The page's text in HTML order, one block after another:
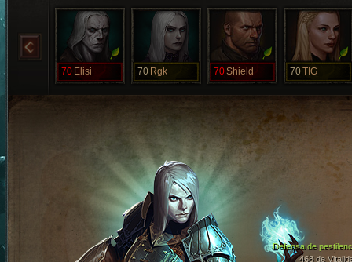
70 Elisi 70 Rgk 70Shield 70TIG
Defensa de
468 de